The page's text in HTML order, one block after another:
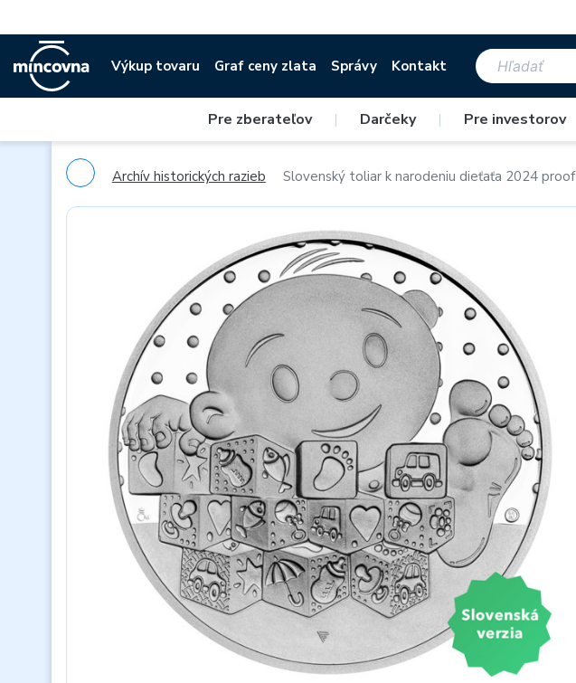
Výkup tovaru Graf ceny zlata Správy Kontakt
Pre zberateľov | Darčeky | Pre investorov
Archív historických razieb Slovenský toliar k narodeniu dieťaťa 2024 proof
Previous